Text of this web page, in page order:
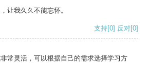
让我久久不能忘怀。
支持[0] 反对[0]
常灵活，可以根据自己的需求选择学习方